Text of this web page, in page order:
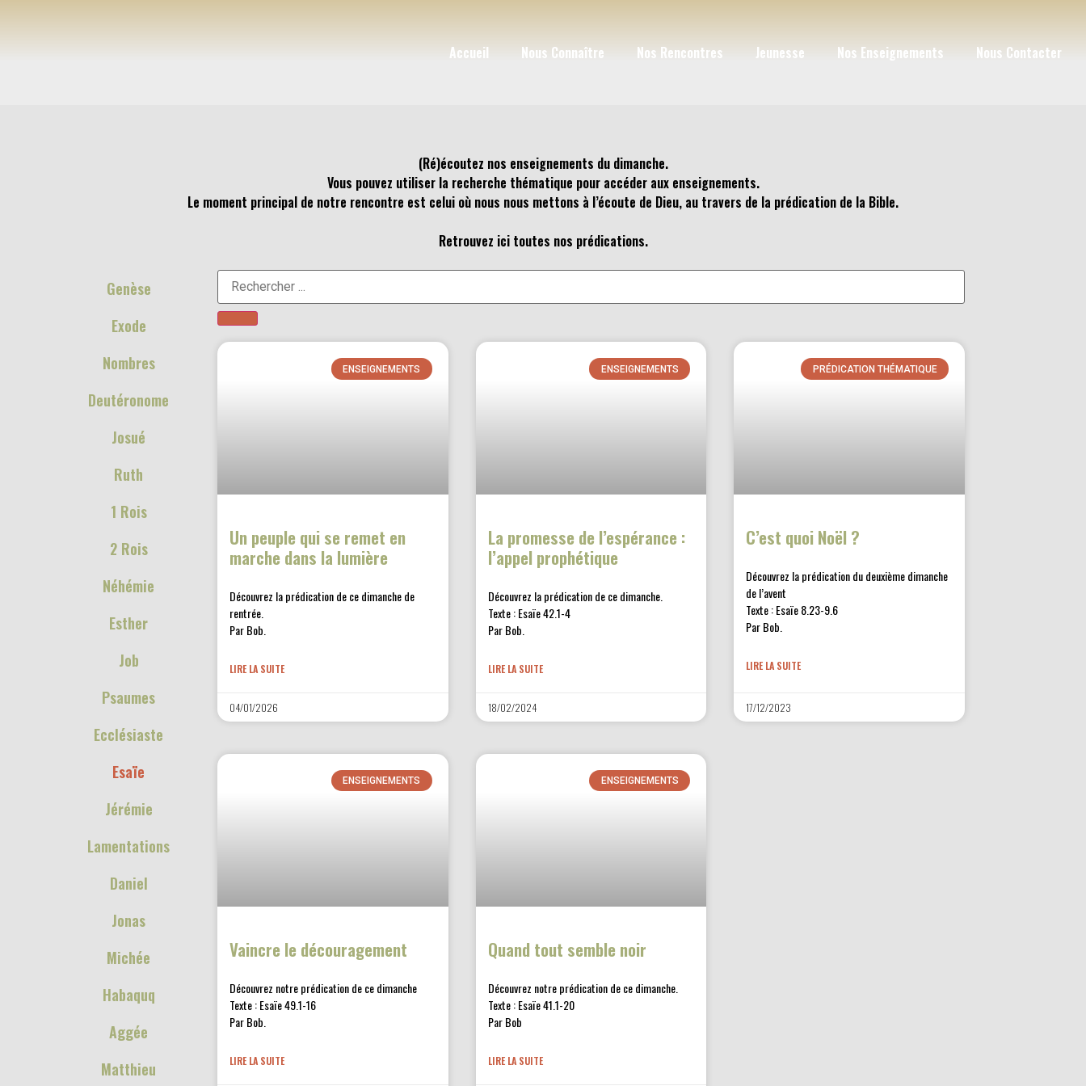
Accueil Nous Connaître Nos Rencontres Jeunesse Nos Enseignements Nous Contacter
(Ré)écoutez nos enseignements du dimanche.
Vous pouvez utiliser la recherche thématique pour accéder aux enseignements.
Le moment principal de notre rencontre est celui où nous nous mettons à l’écoute de Dieu, au travers de la prédication de la Bible.
Retrouvez ici toutes nos prédications.
Genèse
Exode
Nombres
Deutéronome
Josué
Ruth
1 Rois
2 Rois
Néhémie
Esther
Job
Psaumes
Ecclésiaste
Esaïe
Jérémie
Lamentations
Daniel
Jonas
Michée
Habaquq
Aggée
Matthieu
ENSEIGNEMENTS
Un peuple qui se remet en
marche dans la lumière
Découvrez la prédication de ce dimanche de
rentrée.
Par Bob.
LIRE LA SUITE
04/01/2026
ENSEIGNEMENTS
La promesse de l’espérance :
l’appel prophétique
Découvrez la prédication de ce dimanche.
Texte : Esaïe 42.1-4
Par Bob.
LIRE LA SUITE
18/02/2024
PRÉDICATION THÉMATIQUE
C’est quoi Noël ?
Découvrez la prédication du deuxième dimanche
de l’avent
Texte : Esaïe 8.23-9.6
Par Bob.
LIRE LA SUITE
17/12/2023
ENSEIGNEMENTS
Vaincre le découragement
Découvrez notre prédication de ce dimanche
Texte : Esaïe 49.1-16
Par Bob.
LIRE LA SUITE
ENSEIGNEMENTS
Quand tout semble noir
Découvrez notre prédication de ce dimanche.
Texte : Esaïe 41.1-20
Par Bob
LIRE LA SUITE